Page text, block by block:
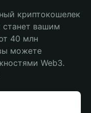
криптокошелек
станет вашим
40 млн
можете
Web3.